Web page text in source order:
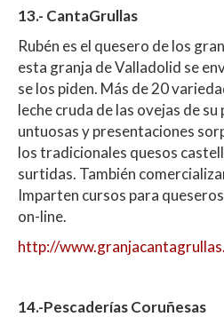
13.- CantaGrullas
Rubén es el quesero de los
esta granja de Valladolid se
se los piden. Más de 20
leche cruda de las ovejas de
untuosas y presentaciones
los tradicionales quesos
surtidas. También
Imparten cursos para
on-line.
http://
14.-Pescaderías Coruñesas